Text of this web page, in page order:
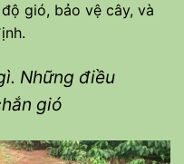
gió, bảo vệ cây, và
Những điều
gió